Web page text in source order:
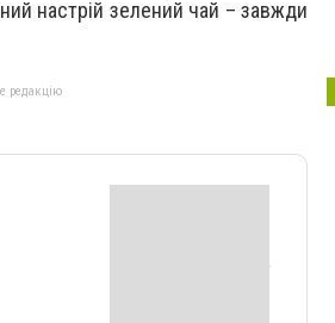
настрій зелений чай – завжди
редакцію